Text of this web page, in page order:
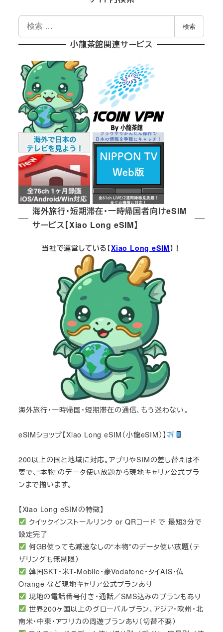
ペ
ー
ジ
送
り
索
検索
小龍茶館関連サービス
海外旅行・短期滞在・一時帰国者向けeSIM
サービス【Xiao Long eSIM】
当社で運営している【Xiao Long eSIM】！
海外旅行・一時帰国・短期滞在の通信、もう迷わない。
eSIMショップ【Xiao Long eSIM（小龍eSIM）】
200以上の国と地域に対応。アプリやSIMの差し替えは不
要で、“本物”のデータ使い放題から現地キャリア公式プラ
ンまで揃います。
【Xiao Long eSIMの特徴】
クイックインストールリンク or QRコード で 最短3分で
設定完了
何GB使っても減速なしの“本物”のデータ使い放題（テ
ザリングも無制限）
韓国SKT・米T-Mobile・豪Vodafone・タイAIS・仏
Orange など現地キャリア公式プランあり
現地の電話番号付き・通話／SMS込みのプランもあり
世界200ヶ国以上のグローバルプラン、アジア・欧州・北
南米・中東・アフリカの周遊プランあり（切替不要）